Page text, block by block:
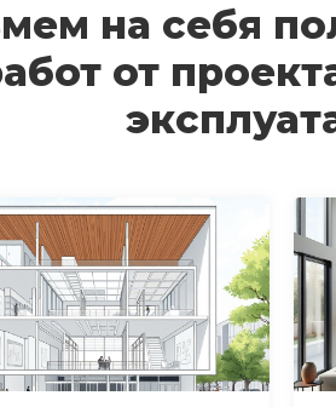
на себя
от